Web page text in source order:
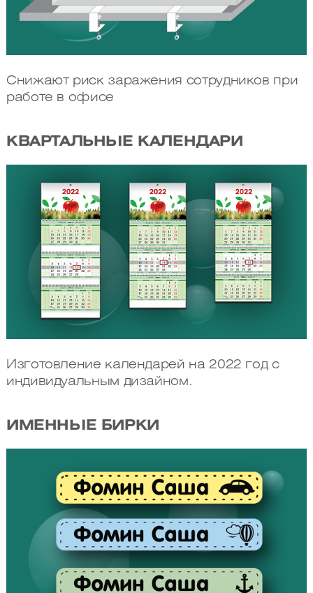
Снижают риск заражения сотрудников при
работе в офисе
КВАРТАЛЬНЫЕ КАЛЕНДАРИ
Изготовление календарей на 2022 год с
индивидуальным дизайном.
ИМЕННЫЕ БИРКИ